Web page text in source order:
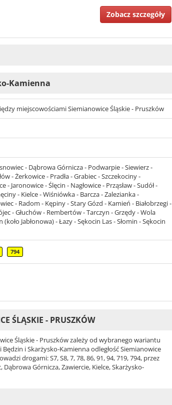
Zobacz szczegóły
Kamienna
miejscowościami Siemianowice Śląskie - Pruszków
- Dąbrowa Górnicza - Podwarpie - Siewierz -
- Żerkowice - Pradła - Grabiec - Szczekociny -
Jaronowice - Ślęcin - Nagłowice - Prząsław - Sudół -
- Kielce - Wiśniówka - Barcza - Zalezianka -
- Radom - Kępiny - Stary Gózd - Kamień - Białobrzegi -
- Głuchów - Rembertów - Tarczyn - Grzędy - Wola
Jabłonowa) - Łazy - Sękocin Las - Słomin - Sękocin
794
ŚLĄSKIE - PRUSZKÓW
Śląskie - Pruszków zależy od wybranego wariantu
i Skarżysko-Kamienna odległość Siemianowice
drogami: S7, S8, 7, 78, 86, 91, 94, 719, 794, przez
Górnicza, Zawiercie, Kielce, Skarżysko-